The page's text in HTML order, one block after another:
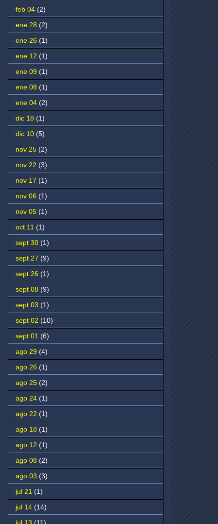
feb 04 (2)
ene 28 (2)
ene 26 (1)
ene 12 (1)
ene 09 (1)
ene 08 (1)
ene 04 (2)
dic 18 (1)
dic 10 (5)
nov 25 (2)
nov 22 (3)
nov 17 (1)
nov 06 (1)
nov 05 (1)
oct 11 (1)
sept 30 (1)
sept 27 (9)
sept 26 (1)
sept 08 (9)
sept 03 (1)
sept 02 (10)
sept 01 (6)
ago 29 (4)
ago 26 (1)
ago 25 (2)
ago 24 (1)
ago 22 (1)
ago 18 (1)
ago 12 (1)
ago 08 (2)
ago 03 (3)
jul 21 (1)
jul 14 (14)